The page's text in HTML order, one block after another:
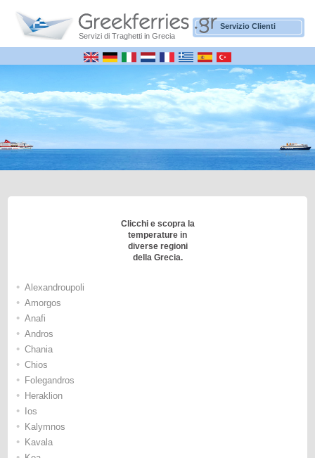
Servizi di Traghetti in Grecia
Servizio Clienti
Clicchi e scopra la
temperature in
diverse regioni
della Grecia.
• Alexandroupoli
• Amorgos
• Anafi
• Andros
• Chania
• Chios
• Folegandros
• Heraklion
• Ios
• Kalymnos
• Kavala